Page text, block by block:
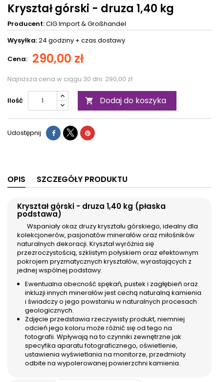
Kryształ górski - druza 1,40 kg
Producent:CIG Import & Großhandel
Wysyłka:24 godziny + czas dostawy
Cena: 290,00 zł
Najniższa cena w ciągu 30 dni: 290,00 zł
Ilość  Dodaj do koszyka
Udostępnij
OPIS SZCZEGÓŁY PRODUKTU
Kryształ górski - druza 1,40 kg (płaska
podstawa)
Wspaniały okaz druzy kryształu górskiego, idealny dla
kolekcjonerów, pasjonatów minerałów oraz miłośników
naturalnych dekoracji. Kryształ wyróżnia się
przezroczystością, szklistym połyskiem oraz efektownym
pokrojem pryzmatycznych kryształów, wyrastających z
jednej wspólnej podstawy.
Ewentualna obecność spękań, pustek i zagłębień oraz
inkluzji innych minerałów jest cechą naturalną kamienia
i świadczy o jego powstaniu w naturalnych procesach
geologicznych.
Zdjęcie przedstawia rzeczywisty produkt, niemniej
odcień jego koloru może różnić się od tego na
fotografii. Wpływają na to czynniki zewnętrzne jak
specyfika aparatu fotograficznego, oświetlenie,
ustawienia wyświetlania na monitorze, przedmioty
odbite na wypolerowanej powierzchni kamienia.